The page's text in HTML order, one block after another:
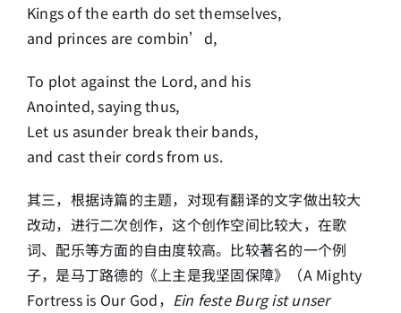
Kings of the earth do set themselves,
and princes are combin’d,
To plot against the Lord, and his
Anointed, saying thus,
Let us asunder break their bands,
and cast their cords from us.
其三，根据诗篇的主题，对现有翻译的文字做出较大
改动，进行二次创作，这个创作空间比较大，在歌
词、配乐等方面的自由度较高。比较著名的一个例
子，是马丁路德的《上主是我坚固保障》（A Mighty
Fortress is Our God， Ein feste Burg ist unser